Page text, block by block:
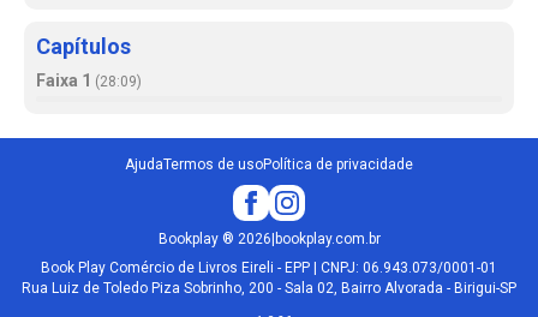
Capítulos
Faixa 1 (28:09)
AjudaTermos de usoPolítica de privacidade
Bookplay® 2026 bookplay.com.br
Book Play Comércio de Livros Eireli - EPP | CNPJ: 06.943.073/0001-01
Rua Luiz de Toledo Piza Sobrinho, 200 - Sala 02, Bairro Alvorada - Birigui-SP